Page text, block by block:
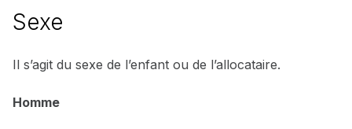
Sexe
Il s’agit du sexe de l’enfant ou de l’allocataire.
Homme